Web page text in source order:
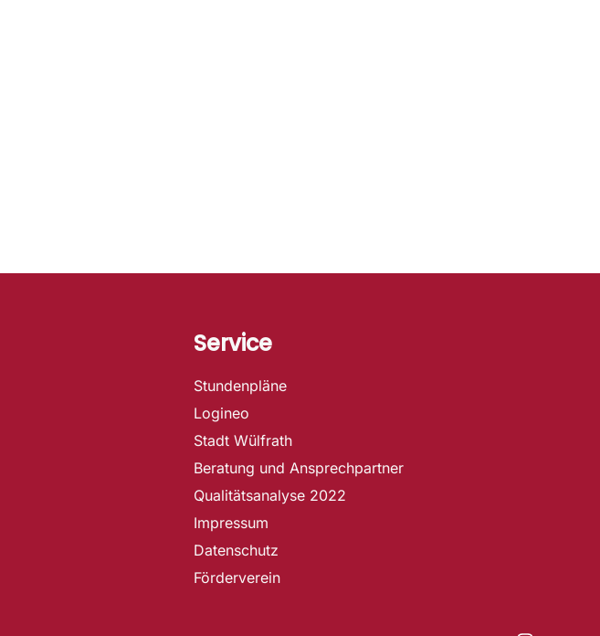
Service
Stundenpläne
Logineo
Stadt Wülfrath
Beratung und Ansprechpartner
Qualitätsanalyse 2022
Impressum
Datenschutz
Förderverein